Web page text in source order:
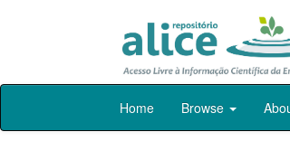
Skip
Home Browse